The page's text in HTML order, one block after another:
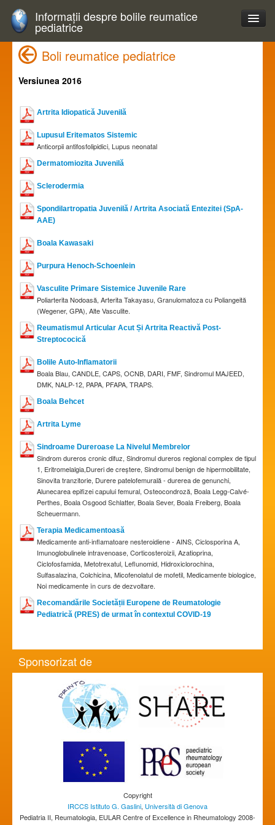
Informații despre bolile reumatice
pediatrice
Boli reumatice pediatrice
Versiunea 2016
Artrita Idiopatică Juvenilă
Lupusul Eritematos Sistemic
Anticorpii antifosfolipidici, Lupus neonatal
Dermatomiozita Juvenilă
Sclerodermia
Spondilartropatia Juvenilă / Artrita Asociată Entezitei (SpA-
AAE)
Boala Kawasaki
Purpura Henoch-Schoenlein
Vasculite Primare Sistemice Juvenile Rare
Poliarterita Nodoasă, Arterita Takayasu, Granulomatoza cu Poliangeită
(Wegener, GPA), Alte Vasculite.
Reumatismul Articular Acut Și Artrita Reactivă Post-
Streptococică
Bolile Auto-Inflamatorii
Boala Blau, CANDLE, CAPS, OCNB, DARI, FMF, Sindromul MAJEED,
DMK, NALP-12, PAPA, PFAPA, TRAPS.
Boala Behcet
Artrita Lyme
Sindroame Dureroase La Nivelul Membrelor
Sindrom dureros cronic difuz, Sindromul dureros regional complex de tipul
1, Eritromelalgia,Dureri de creștere, Sindromul benign de hipermobilitate,
Sinovita tranzitorie, Durere patelofemurală - durerea de genunchi,
Alunecarea epifizei capului femural, Osteocondroză, Boala Legg-Calvé-
Perthes, Boala Osgood Schlatter, Boala Sever, Boala Freiberg, Boala
Scheuermann.
Terapia Medicamentoasă
Medicamente anti-inflamatoare nesteroidiene - AINS, Ciclosporina A,
Imunoglobulinele intravenoase, Corticosteroizii, Azatioprina,
Ciclofosfamida, Metotrexatul, Leflunomid, Hidroxiclorochina,
Sulfasalazina, Colchicina, Micofenolatul de mofetil, Medicamente biologice,
Noi medicamente în curs de dezvoltare.
Recomandările Societății Europene de Reumatologie
Pediatrică (PRES) de urmat în contextul COVID-19
Sponsorizat de
Copyright
IRCCS Istituto G. Gaslini, Università di Genova
Pediatria II, Reumatologia, EULAR Centre of Excellence in Rheumatology 2008-